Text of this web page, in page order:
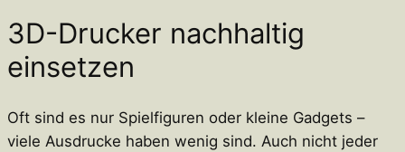
3D-Drucker nachhaltig
einsetzen
Oft sind es nur Spielfiguren oder kleine Gadgets –
viele Ausdrucke haben wenig sind. Auch nicht jeder